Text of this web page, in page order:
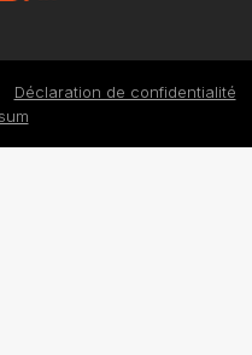
Déclaration de confidentialité